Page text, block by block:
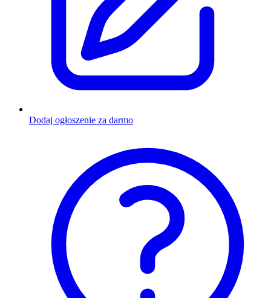
Dodaj ogłoszenie za darmo